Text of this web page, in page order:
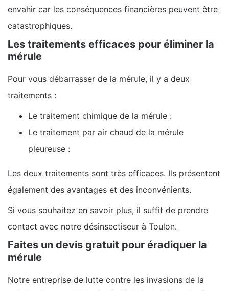
envahir car les conséquences financières peuvent être
catastrophiques.
Les traitements efficaces pour éliminer la
mérule
Pour vous débarrasser de la mérule, il y a deux
traitements :
Le traitement chimique de la mérule :
Le traitement par air chaud de la mérule
pleureuse :
Les deux traitements sont très efficaces. Ils présentent
également des avantages et des inconvénients.
Si vous souhaitez en savoir plus, il suffit de prendre
contact avec notre désinsectiseur à Toulon.
Faites un devis gratuit pour éradiquer la
mérule
Notre entreprise de lutte contre les invasions de la